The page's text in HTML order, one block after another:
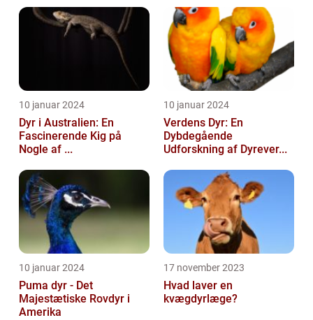
10 januar 2024
Dyr i Australien: En
Fascinerende Kig på
Nogle af ...
10 januar 2024
Verdens Dyr: En
Dybdegående
Udforskning af Dyrever...
10 januar 2024
Puma dyr - Det
Majestætiske Rovdyr i
Amerika
17 november 2023
Hvad laver en
kvægdyrlæge?